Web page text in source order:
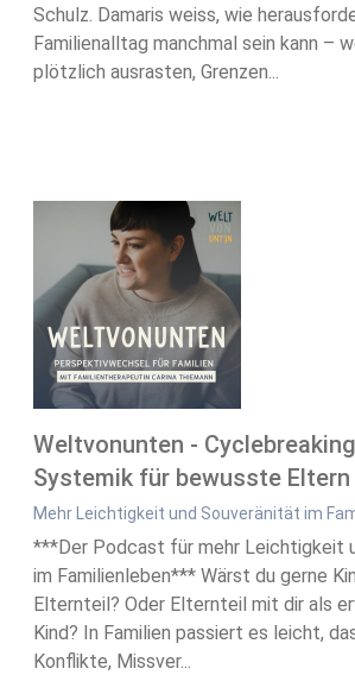
Schulz. Damaris weiss, wie
Familienalltag manchmal sein kann –
plötzlich ausrasten, Grenzen...
Weltvonunten -
Systemik für bewusste Eltern
Mehr Leichtigkeit und Souveränität im
***Der Podcast für mehr Leichtigkeit
im Familienleben*** Wärst du gerne
Elternteil? Oder Elternteil mit dir als
Kind? In Familien passiert es leicht,
Konflikte, Missver...